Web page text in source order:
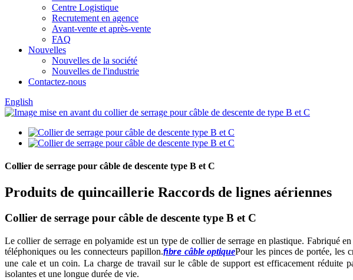
Centre Logistique
Recrutement en agence
Avant-vente et après-vente
FAQ
Nouvelles
Nouvelles de la société
Nouvelles de l'industrie
Contactez-nous
English
Collier de serrage pour câble de descente type B et C
Produits de quincaillerie Raccords de lignes aériennes
Collier de serrage pour câble de descente type B et C
Le collier de serrage en polyamide est un type de collier de serrage en plastique. Fabriqué
téléphoniques ou les connecteurs papillon.fibre câble optiquePour les pinces de portée, les
une cale et un coin. La charge de travail sur le câble de support est efficacement réduite
isolantes et une longue durée de vie.